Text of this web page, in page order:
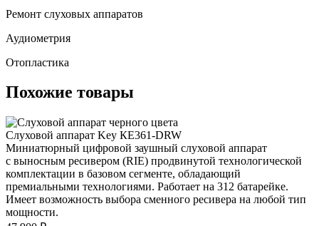
Ремонт слуховых аппаратов
Аудиометрия
Отопластика
Похожие товары
Слуховой аппарат Key КЕ361-DRW
Миниатюрный цифровой заушный слуховой аппарат
с выносным ресивером (RIE) продвинутой технологической
комплектации в базовом сегменте, обладающий
премиальными технологиями. Работает на 312 батарейке.
Имеет возможность выбора сменного ресивера на любой тип
мощности.